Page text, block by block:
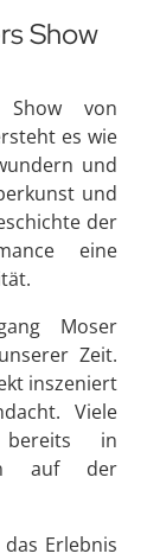
Show
Show von
es wie
und
und
der
eine
Moser
Zeit.
inszeniert
Viele
bereits in
auf der
Erlebnis